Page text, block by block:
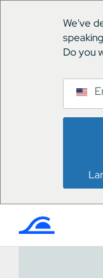
We've
Do you